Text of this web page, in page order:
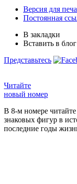
Версия для
Постоянная
В закладки
Вставить в блог
Представьтесь
Читайте
новый номер
В 8-м номере
знаковых фигур в
последние годы